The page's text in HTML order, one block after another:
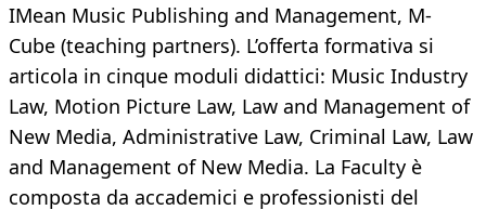
IMean Music Publishing and Management, M-
Cube (teaching partners). L’offerta formativa si
articola in cinque moduli didattici: Music Industry
Law, Motion Picture Law, Law and Management of
New Media, Administrative Law, Criminal Law, Law
and Management of New Media. La Faculty è
composta da accademici e professionisti del